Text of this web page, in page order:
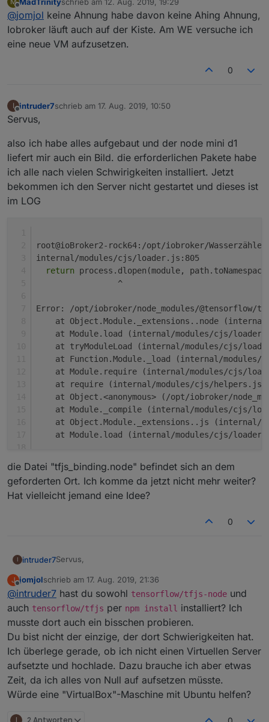
das Startfile nicht findet (wasseruhr.js). Ich würde
verstehen, wenn er bei Tensorflow.js o.ä. einen Fehler
hat, denn dann fehlt einfach noch ein Bibliothek.
Funtionieren bei dir andere Node.js Skripte?
Offline zuletzt editiert von
@jomjol keine Ahnung habe davon keine Ahing Ahnung,
Iobroker läuft auch auf der Kiste. Am WE versuche ich
eine neue VM aufzusetzen.
0
I intruder7schrieb am 17. Aug. 2019, 10:50
zuletzt editiert von
Servus,
also ich habe alles aufgebaut und der node mini d1
liefert mir auch ein Bild. die erforderlichen Pakete habe
ich alle nach vielen Schwirigkeiten installiert. Jetzt
bekommen ich den Server nicht gestartet und dieses ist
im LOG
root@ioBroker2-rock64:/opt/iobroker/Wasserzähler
internal/modules/cjs/loader.js:805
return process.dlopen(module,
                 ^
Error: /opt/iobroker/node_modules/
at Object.Module._extensions..node
at Module.load (internal/modules/cjs/
at tryModuleLoad (internal/modules/cjs/
at Function.Module._load (internal/modules/
at Module.require (internal/modules/cjs/
at require (internal/modules/cjs/
at Object.<anonymous> (/opt/iobroker/
at Module._compile (internal/modules/cjs/
at Object.Module._extensions..js (internal/
at Module.load (internal/modules/cjs/
die Datei "tfjs_binding.node" befindet sich an dem
geforderten Ort. Ich komme da jetzt nicht mehr weiter?
Hat vielleicht jemand eine Idee?
0
I intruder7Servus,
also ich habe alles aufgebaut und der node mini d1
liefert mir auch ein Bild. die erforderlichen Pakete
habe ich alle nach vielen Schwirigkeiten installiert.
Jetzt bekommen ich den Server nicht gestartet und
dieses ist im LOG
root@ioBroker2-rock64:/opt/iobroker/
internal/modules/cjs/loader.js:805
return process.dlopen(module,
                 ^
Error: /opt/iobroker/node_modules/
at Object.Module._extensions..node
at Module.load (internal/modules/cjs/
at Function.Module._load (internal/
die Datei "tfjs_binding.node" befindet sich an dem
geforderten Ort. Ich komme da jetzt nicht mehr
weiter? Hat vielleicht jemand eine Idee?
J
Offline
jomjolschrieb am 17. Aug. 2019, 21:36
zuletzt editiert von
@intruder7 hast du sowohl tensorflow/tfjs-node und
auch tensorflow/tfjs per npm install installiert? Ich
musste dort auch ein bisschen probieren.
Du bist nicht der einzige, der dort Schwierigkeiten hat.
Ich überlege gerade, ob ich nicht einen Virtuellen Server
aufsetzte und hochlade. Dazu brauche ich aber etwas
Zeit, da ich alles von Null auf aufsetzen müsste.
Würde eine "VirtualBox"-Maschine mit Ubuntu helfen?